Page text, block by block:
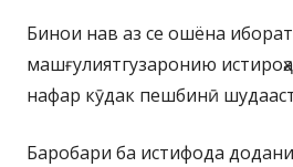
Бинои нав аз се ошёна иборат
машғулиятгузаронию
нафар кӯдак пешбинӣ
Баробари ба истифода